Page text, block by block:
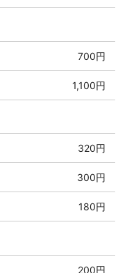
700円
1,100円
320円
300円
180円
200円